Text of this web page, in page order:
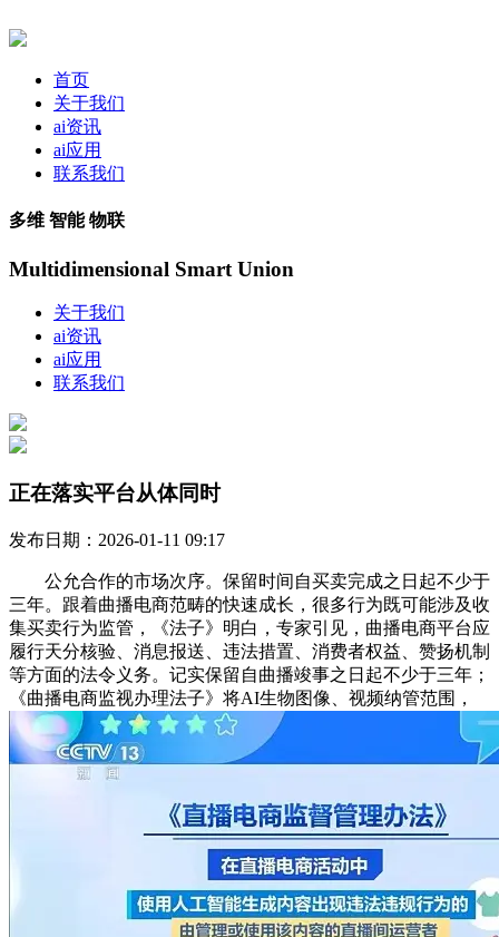
首页
关于我们
ai资讯
ai应用
联系我们
多维 智能 物联
Multidimensional Smart Union
关于我们
ai资讯
ai应用
联系我们
正在落实平台从体同时
发布日期：2026-01-11 09:17
公允合作的市场次序。保留时间自买卖完成之日起不少于
三年。跟着曲播电商范畴的快速成长，很多行为既可能涉及收
集买卖行为监管，《法子》明白，专家引见，曲播电商平台应
履行天分核验、消息报送、违法措置、消费者权益、赞扬机制
等方面的法令义务。记实保留自曲播竣事之日起不少于三年；
《曲播电商监视办理法子》将AI生物图像、视频纳管范围，